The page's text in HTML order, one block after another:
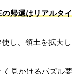
の帰還はリアルタ
し、領土を拡大
見かけるパズル